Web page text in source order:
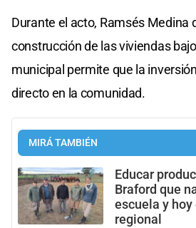
Durante el acto, Ramsés Medina
construcción de las viviendas
municipal permite que la
directo en la comunidad.
MIRÁ TAMBIÉN
Educar
Braford que
escuela y
regional